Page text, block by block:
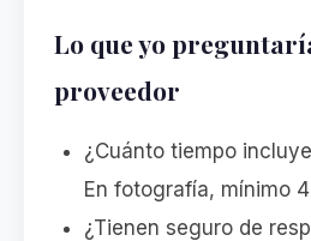
Lo que yo
proveedor
¿Cuánto tiempo
En fotografía, mínimo
¿Tienen seguro de